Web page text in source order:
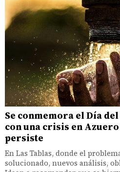
Se conmemora el Día
con una crisis en Azuero
persiste
En Las Tablas, donde el
solucionado, nuevos análisis,